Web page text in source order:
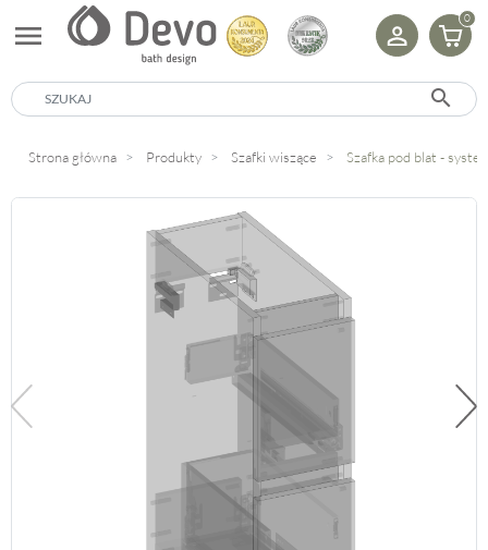
menu 0
search
Strona główna Produkty Szafki wiszące Szafka pod blat -
Poprzedni